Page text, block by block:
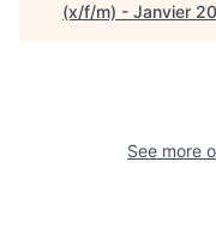
(x/f/m) - Janvier
See more